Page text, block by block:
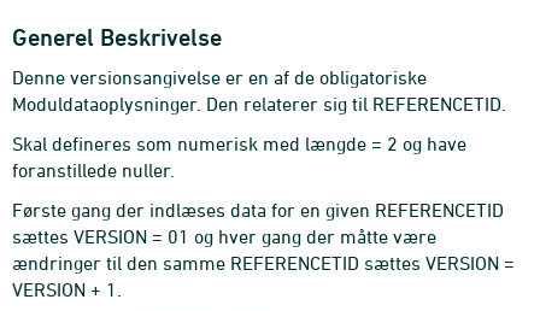
Generel Beskrivelse
Denne versionsangivelse er en af de obligatoriske
Moduldataoplysninger. Den relaterer sig til REFERENCETID.
Skal defineres som numerisk med længde = 2 og have
foranstillede nuller.
Første gang der indlæses data for en given REFERENCETID
sættes VERSION = 01 og hver gang der måtte være
ændringer til den samme REFERENCETID sættes VERSION =
VERSION + 1.